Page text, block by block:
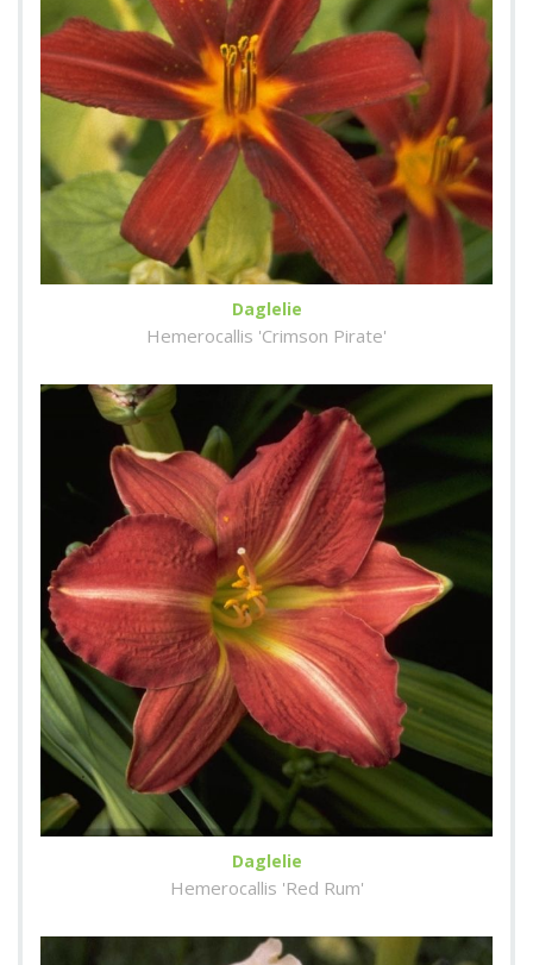
Daglelie
Hemerocallis 'Crimson Pirate'
Daglelie
Hemerocallis 'Red Rum'